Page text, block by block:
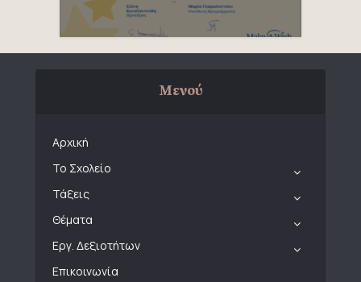
Μενού
Αρχική
Το Σχολείο
Τάξεις
Θέματα
Εργ. Δεξιοτήτων
Επικοινωνία